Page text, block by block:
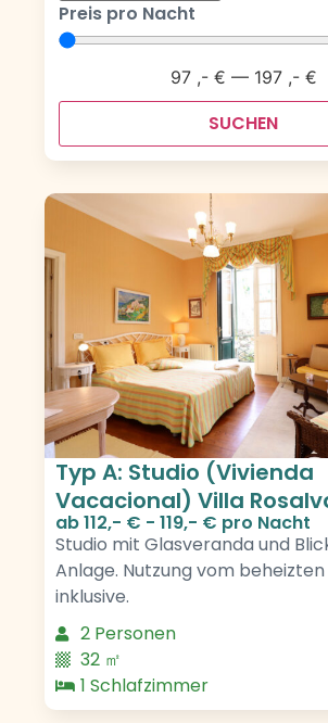
Preis pro Nacht
97 ,- € — 197 ,- €
SUCHEN
Typ A: Studio (Vivienda
Vacacional) Villa
ab112,- € - 119,- € pro Nacht
Studio mit Glasveranda und
Anlage. Nutzung vom
inklusive.
2 Personen
32 ㎡
1 Schlafzimmer